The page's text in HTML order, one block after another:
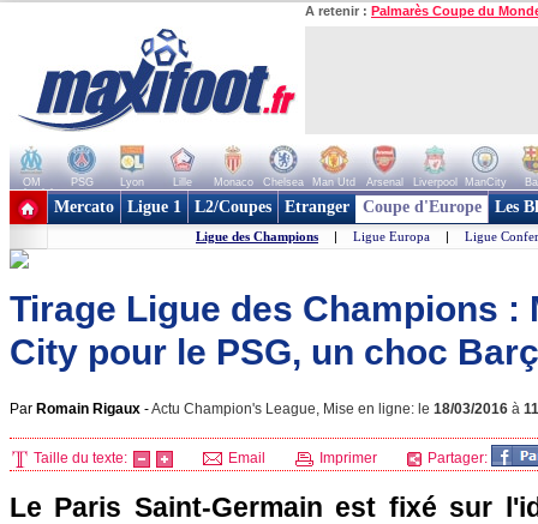
A retenir : Palmarès Coupe du
OM PSG Lyon Lille Monaco Chelsea Man Utd Arsenal Liverpool ManCity
+ de clubs
Mercato Ligue 1 L2/Coupes Etranger Coupe d'Europe Les
Ligue des Champions | Ligue Europa | Ligue
Tirage Ligue des Champions :
City pour le PSG, un choc
Par Romain Rigaux -Actu Champion's League, Mise en ligne: le 18/03/2016 à
Taille du texte: Email Imprimer Partager:
Le Paris Saint-Germain est fixé sur